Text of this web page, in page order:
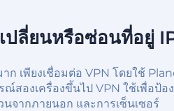
ปลี่ยนหรือซ่อนที่อยู่
าก เพียงเชื่อมต่อ VPN โดยใช้
ณ์สองเครื่องขึ้นไป VPN ใช้เพื่อป้
นจากภายนอก และการเซ็นเซอร์